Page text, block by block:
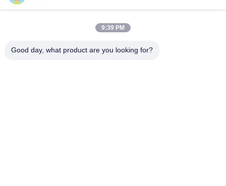
9:39 PM
Good day, what product are you looking for?